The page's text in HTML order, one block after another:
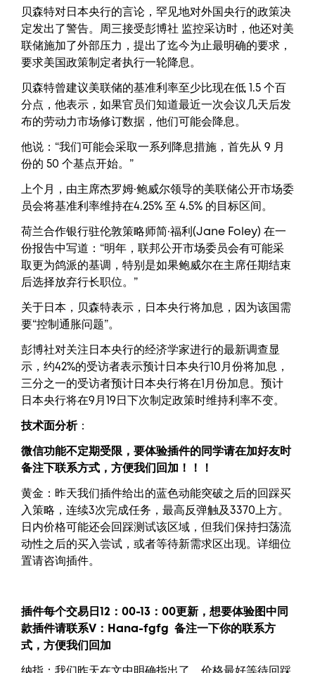
贝森特对日本央行的言论，罕见地对外国央行的政策决
定发出了警告。周三接受彭博社 监控采访时，他还对美
联储施加了外部压力，提出了迄今为止最明确的要求，
要求美国政策制定者执行一轮降息。
贝森特曾建议美联储的基准利率至少比现在低 1.5 个百
分点，他表示，如果官员们知道最近一次会议几天后发
布的劳动力市场修订数据，他们可能会降息。
他说：“我们可能会采取一系列降息措施，首先从 9 月
份的 50 个基点开始。”
上个月，由主席杰罗姆·鲍威尔领导的美联储公开市场委
员会将基准利率维持在4.25% 至 4.5% 的目标区间。
荷兰合作银行驻伦敦策略师简·福利(Jane Foley) 在一
份报告中写道：“明年，联邦公开市场委员会有可能采
取更为鸽派的基调，特别是如果鲍威尔在主席任期结束
后选择放弃行长职位。”
关于日本，贝森特表示，日本央行将加息，因为该国需
要“控制通胀问题”。
彭博社对关注日本央行的经济学家进行的最新调查显
示，约42%的受访者表示预计日本央行10月份将加息，
三分之一的受访者预计日本央行将在1月份加息。预计
日本央行将在9月19日下次制定政策时维持利率不变。
技术面分析：
微信功能不定期受限，要体验插件的同学请在加好友时
备注下联系方式，方便我们回加！！！
黄金：昨天我们插件给出的蓝色动能突破之后的回踩买
入策略，连续3次完成任务，最高反弹触及3370上方。
日内价格可能还会回踩测试该区域，但我们保持扫荡流
动性之后的买入尝试，或者等待新需求区出现。详细位
置请咨询插件。
插件每个交易日12：00-13：00更新， 想要体验图中 同
款插件请联系V： Hana-fgfg 备注一下你的联系方
式，方便我们回加